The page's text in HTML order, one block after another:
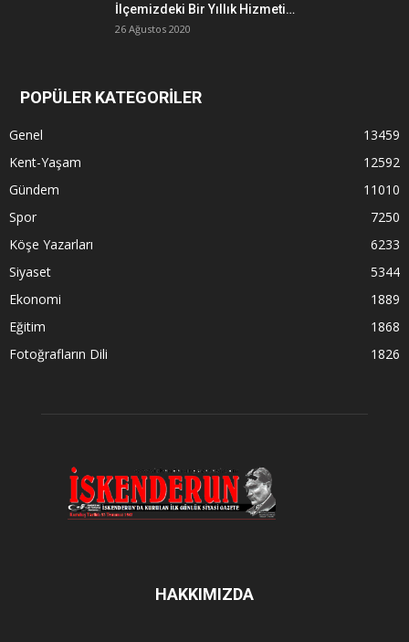
İlçemizdeki Bir Yıllık Hizmeti…
26 Ağustos 2020
POPÜLER KATEGORİLER
Genel
13459
Kent-Yaşam
12592
Gündem
11010
Spor
7250
Köşe Yazarları
6233
Siyaset
5344
Ekonomi
1889
Eğitim
1868
Fotoğrafların Dili
1826
HAKKIMIZDA